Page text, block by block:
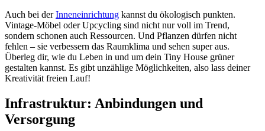
Auch bei derInneneinrichtung kannst du ökologisch punkten.
Vintage-Möbel oder Upcycling sind nicht nur voll im Trend,
sondern schonen auch Ressourcen. Und Pflanzen dürfen nicht
fehlen – sie verbessern das Raumklima und sehen super aus.
Überleg dir, wie du Leben in und um dein Tiny House grüner
gestalten kannst. Es gibt unzählige Möglichkeiten, also lass deiner
Kreativität freien Lauf!
Infrastruktur: Anbindungen und
Versorgung